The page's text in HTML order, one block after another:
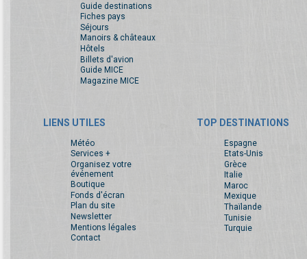
Guide destinations
Fiches pays
Séjours
Manoirs & châteaux
Hôtels
Billets d'avion
Guide MICE
Magazine MICE
LIENS UTILES
Météo
Services +
Organisez votre
événement
Boutique
Fonds d'écran
Plan du site
Newsletter
Mentions légales
Contact
TOP DESTINATIONS
Espagne
Etats-Unis
Grèce
Italie
Maroc
Mexique
Thaïlande
Tunisie
Turquie